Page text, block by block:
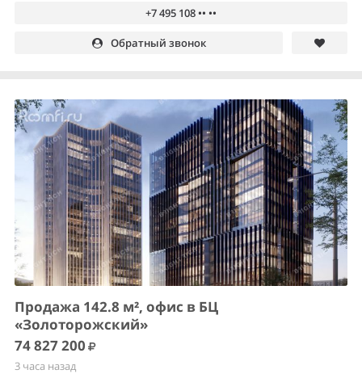
+7 495 108 •• ••
Обратный звонок
Продажа 142.8 м², офис в БЦ
«Золоторожский»
74 827 200
3 часа назад